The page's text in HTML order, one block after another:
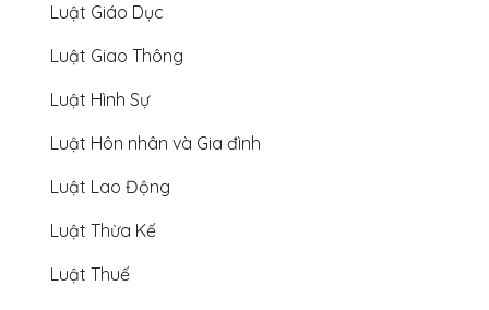
Luật Giáo Dục
Luật Giao Thông
Luật Hình Sự
Luật Hôn nhân và Gia đình
Luật Lao Động
Luật Thừa Kế
Luật Thuế